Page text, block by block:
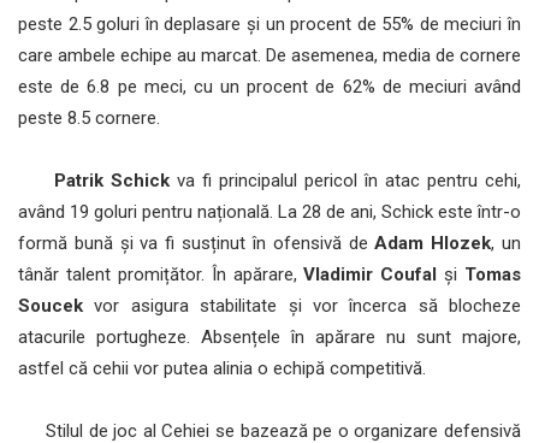
peste 2.5 goluri în deplasare și un procent de 55% de meciuri în
care ambele echipe au marcat. De asemenea, media de cornere
este de 6.8 pe meci, cu un procent de 62% de meciuri având
peste 8.5 cornere.
Patrik Schick va fi principalul pericol în atac pentru cehi,
având 19 goluri pentru națională. La 28 de ani, Schick este într-o
formă bună și va fi susținut în ofensivă deAdam Hlozek, un
tânăr talent promițător. În apărare,Vladimir Coufal și Tomas
Soucek vor asigura stabilitate și vor încerca să blocheze
atacurile portugheze. Absențele în apărare nu sunt majore,
astfel că cehii vor putea alinia o echipă competitivă.
Stilul de joc al Cehiei se bazează pe o organizare defensivă